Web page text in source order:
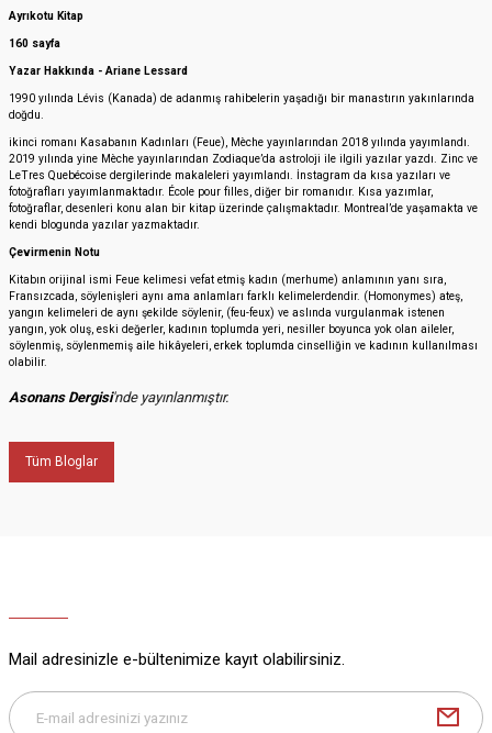
Ayrıkotu Kitap
160 sayfa
Yazar Hakkında - Ariane Lessard
1990 yılında Lévis (Kanada) de adanmış rahibelerin yaşadığı bir manastırın yakınlarında
doğdu.
ikinci romanı Kasabanın Kadınları (Feue), Mèche yayınlarından 2018 yılında yayımlandı.
2019 yılında yine Mèche yayınlarından Zodiaque’da astroloji ile ilgili yazılar yazdı. Zinc ve
LeTres Quebécoise dergilerinde makaleleri yayımlandı. İnstagram da kısa yazıları ve
fotoğrafları yayımlanmaktadır. École pour filles, diğer bir romanıdır. Kısa yazımlar,
fotoğraflar, desenleri konu alan bir kitap üzerinde çalışmaktadır. Montreal’de yaşamakta ve
kendi blogunda yazılar yazmaktadır.
Çevirmenin Notu
Kitabın orijinal ismi Feue kelimesi vefat etmiş kadın (merhume) anlamının yanı sıra,
Fransızcada, söylenişleri aynı ama anlamları farklı kelimelerdendir. (Homonymes) ateş,
yangın kelimeleri de aynı şekilde söylenir, (feu-feux) ve aslında vurgulanmak istenen
yangın, yok oluş, eski değerler, kadının toplumda yeri, nesiller boyunca yok olan aileler,
söylenmiş, söylenmemiş aile hikâyeleri, erkek toplumda cinselliğin ve kadının kullanılması
olabilir.
Asonans Dergisi'nde yayınlanmıştır.
Tüm Bloglar
Mail adresinizle e-bültenimize kayıt olabilirsiniz.